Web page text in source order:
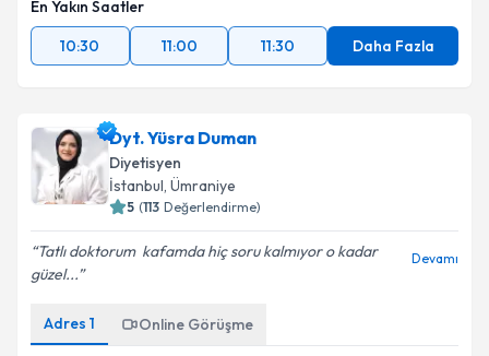
En Yakın Saatler
10:30
11:00 11:30 Daha Fazla
Dyt. Yüsra Duman
Diyetisyen
İstanbul, Ümraniye
5 (113 Değerlendirme)
Tatlı doktorum ️ kafamda hiç soru kalmıyor o kadar
güzel...
Devamı
Adres 1 Online Görüşme